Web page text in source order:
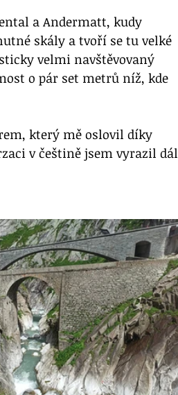
a Andermatt, kudy
skály a tvoří se tu velké
velmi navštěvovaný
o pár set metrů níž, kde
který mě oslovil díky
v češtině jsem vyrazil dál